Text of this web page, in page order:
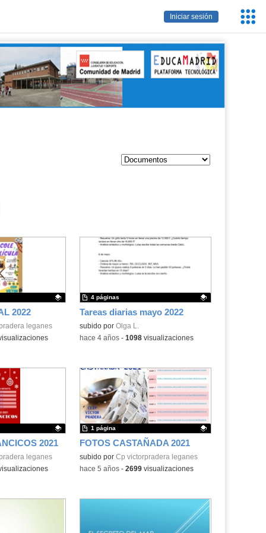
Iniciar sesión
2022
leganes
Tareas diarias mayo 2022
Contenido educativo.
subido por Olga L.
4 páginas
-hace 4 años- 1098visualizaciones
2021
leganes
FOTOS CASTAÑADA 2021
Contenido educativo.
subido por Cp victorpradera leganes
1 página
-hace 5 años- 2699visualizaciones